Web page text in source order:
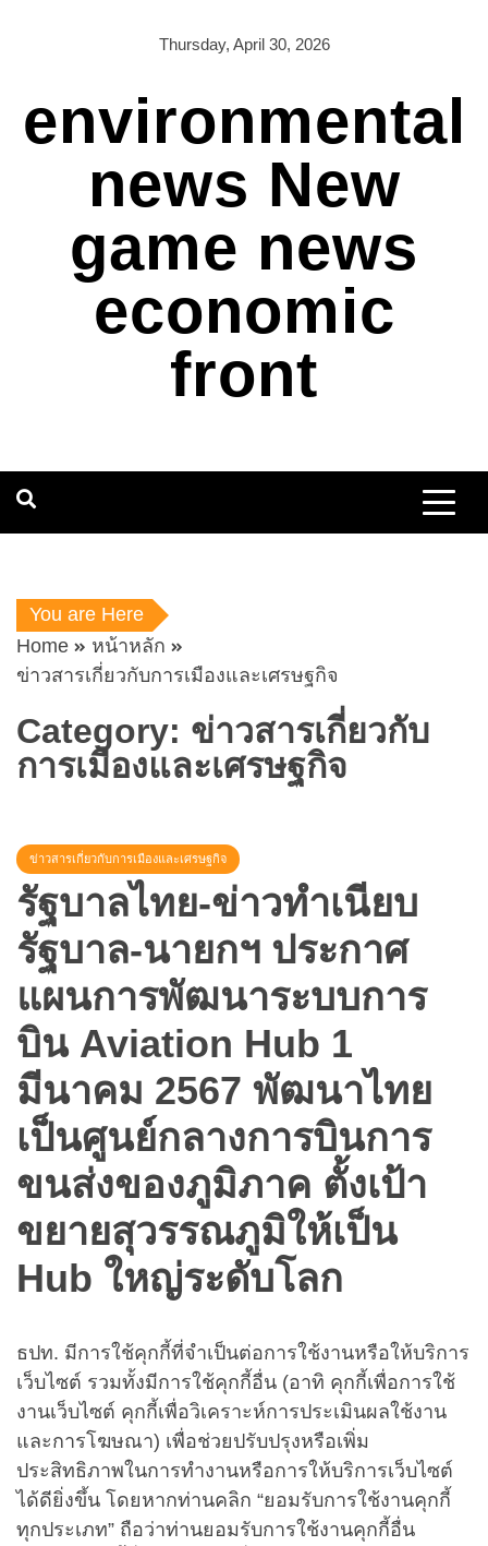
Thursday, April 30, 2026
environmental
news New
game news
economic
front
You are Here
Home
หน้าหลัก
ข่าวสารเกี่ยวกับการเมืองและเศรษฐกิจ
Category: ข่าวสารเกี่ยวกับ
การเมืองและเศรษฐกิจ
ข่าวสารเกี่ยวกับการเมืองและเศรษฐกิจ
รัฐบาลไทย-ข่าวทำเนียบ
รัฐบาล-นายกฯ ประกาศ
แผนการพัฒนาระบบการ
บิน Aviation Hub 1
มีนาคม 2567 พัฒนาไทย
เป็นศูนย์กลางการบินการ
ขนส่งของภูมิภาค ตั้งเป้า
ขยายสุวรรณภูมิให้เป็น
Hub ใหญ่ระดับโลก
ธปท. มีการใช้คุกกี้ที่จำเป็นต่อการใช้งานหรือให้บริการ
เว็บไซต์ รวมทั้งมีการใช้คุกกี้อื่น (อาทิ คุกกี้เพื่อการใช้
งานเว็บไซต์ คุกกี้เพื่อวิเคราะห์การประเมินผลใช้งาน
และการโฆษณา) เพื่อช่วยปรับปรุงหรือเพิ่ม
ประสิทธิภาพในการทำงานหรือการให้บริการเว็บไซต์
ได้ดียิ่งขึ้น โดยหากท่านคลิก “ยอมรับการใช้งานคุกกี้
ทุกประเภท” ถือว่าท่านยอมรับการใช้งานคุกกี้อื่น